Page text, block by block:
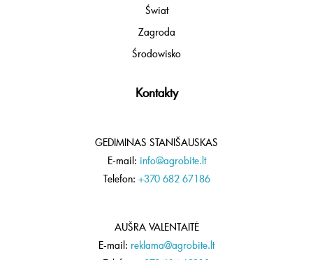
Świat
Zagroda
Środowisko
Kontakty
GEDIMINAS STANIŠAUSKAS
E-mail: info@agrobite.lt
Telefon: +370 682 67186
AUŠRA VALENTAITĖ
E-mail: reklama@agrobite.lt